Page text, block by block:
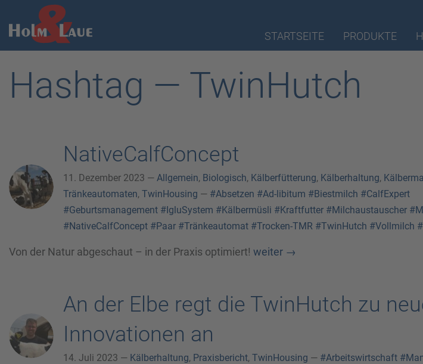
STARTSEITE PRODUKTE
Hashtag — TwinHutch
NativeCalfConcept
11. Dezember 2023 — Allgemein, Biologisch, Kälberfütterung, Kälberhaltung,
Tränkeautomaten, TwinHousing — #Absetzen #Ad-libitum #Biestmilch #CalfExpert
#Geburtsmanagement #IgluSystem #Kälbermüsli #Kraftfutter #Milchaustauscher
#NativeCalfConcept #Paar #Tränkeautomat #Trocken-TMR #TwinHutch #Vollmilch
Von der Natur abgeschaut – in der Praxis optimiert! weiter →
An der Elbe regt die TwinHutch zu
Innovationen an
14. Juli 2023 — Kälberhaltung, Praxisbericht, TwinHousing — #Arbeitswirtschaft